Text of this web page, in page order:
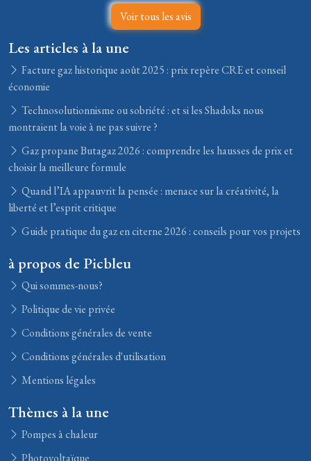
Voir tous les avis
Les articles à la une
Facture gaz historique août 2025 : prix repère CRE et conseil
économie
Technosolutionnisme ou sobriété : et si les Shadoks nous
montraient la voie à ne pas suivre ?
Gaz propane Butagaz 2026 : comprendre les hausses de prix et
choisir la meilleure formule
Quand l’IA appauvrit la pensée : menace sur la créativité, la
liberté et l’esprit critique
Guide pratique du gaz en citerne 2026 : conseils pour vos projets
à propos de Picbleu
Qui sommes-nous?
Politique de vie privée
Conditions générales de vente
Conditions générales d'utilisation
Mentions légales
Thèmes à la une
Pompes à chaleur
Photovoltaïque